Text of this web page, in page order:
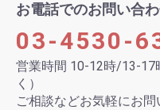
お電話でのお問い合
03-4530-
営業時間 10-12時/13-17
く）
ご相談などお気軽にお問